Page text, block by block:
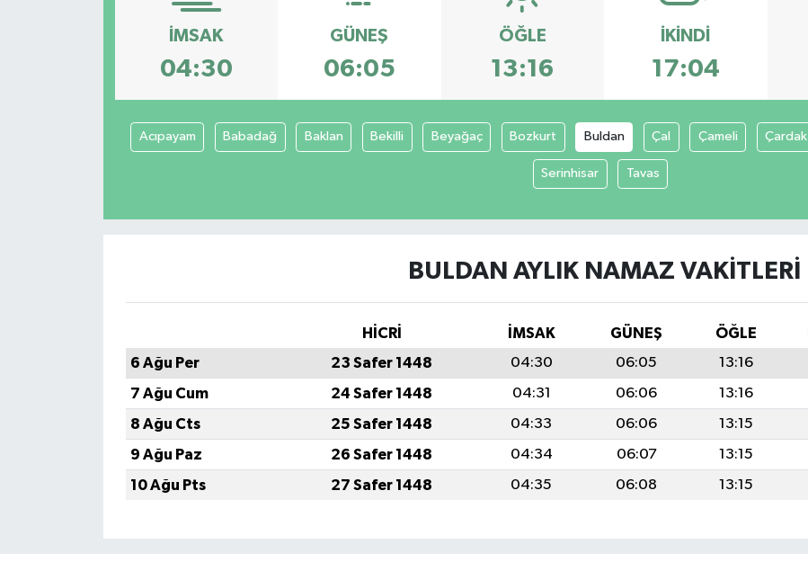
İMSAK
04:30
GÜNEŞ
06:05
ÖĞLE
13:16
İKINDI
17:04
Acıpayam Babadağ Baklan Bekilli Beyağaç Bozkurt Buldan Çal Çameli Çardak
Serinhisar Tavas
BULDAN AYLIK NAMAZ VAKITLERI
HİCRİ İMSAK GÜNEŞ ÖĞLE
6 Ağu Per
23 Safer 1448 04:30 06:05 13:16
7 Ağu Cum
24 Safer 1448 04:31 06:06 13:16
8 Ağu Cts
25 Safer 1448 04:33 06:06 13:15
9 Ağu Paz
26 Safer 1448 04:34 06:07 13:15
10 Ağu Pts
27 Safer 1448 04:35 06:08 13:15